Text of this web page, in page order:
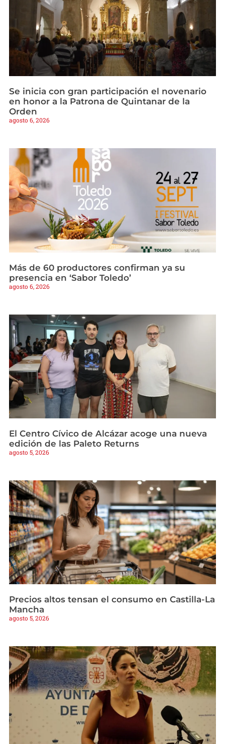
Se inicia con gran participación el novenario
en honor a la Patrona de Quintanar de la
Orden
agosto 6, 2026
Más de 60 productores confirman ya su
presencia en ‘Sabor Toledo’
agosto 6, 2026
El Centro Cívico de Alcázar acoge una nueva
edición de las Paleto Returns
agosto 5, 2026
Precios altos tensan el consumo en Castilla-La
Mancha
agosto 5, 2026